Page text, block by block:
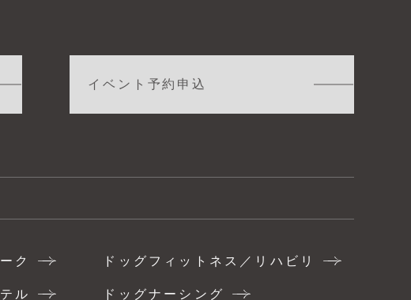
イベント予約申込
ク
ル
ドッグフィットネス／リハビリ
ドッグナーシング